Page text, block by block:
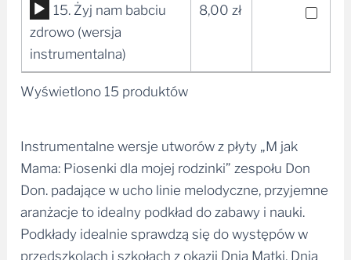
Odtwarzacz
plików
dźwiękowych
15. Żyj nam babciu
zdrowo (wersja
instrumentalna)
8,00 zł
Wyświetlono 15 produktów
Instrumentalne wersje utworów z płyty „M jak
Mama: Piosenki dla mojej rodzinki” zespołu Don
Don. padające w ucho linie melodyczne, przyjemne
aranżacje to idealny podkład do zabawy i nauki.
Podkłady idealnie sprawdzą się do występów w
przedszkolach i szkołach z okazji Dnia Matki, Dnia